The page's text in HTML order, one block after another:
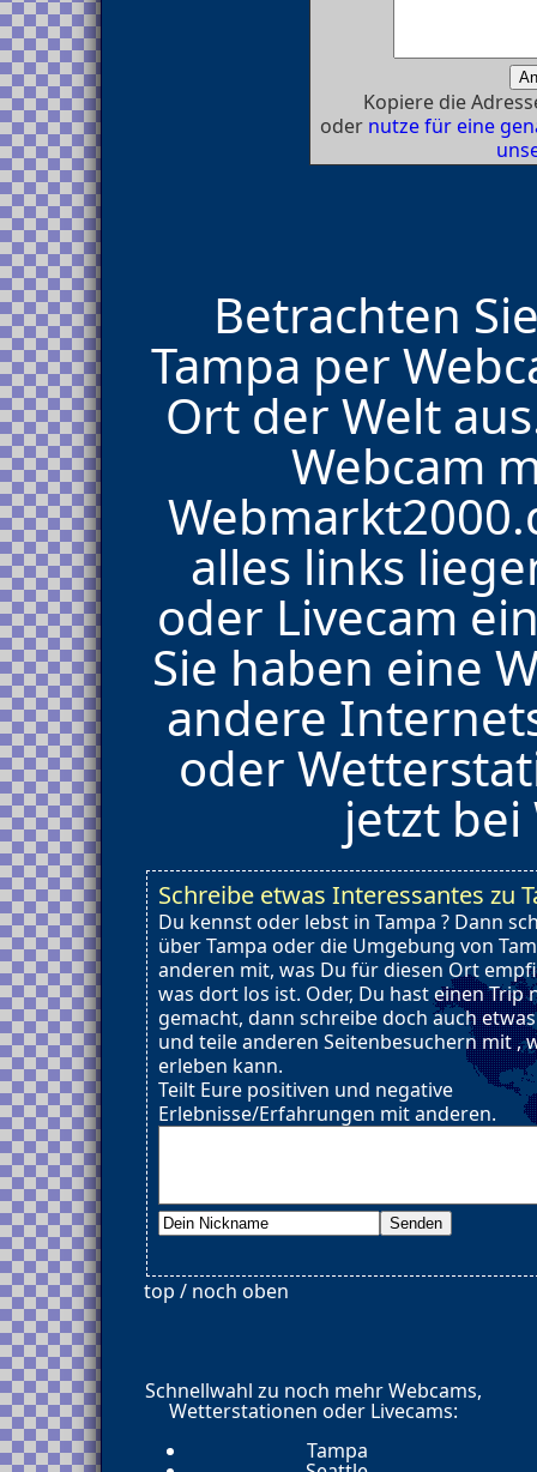
Kopiere die
oder nutze für eine
Betrachten
Tampa per
Ort der Welt
Webcam
alles links
oder Livecam
Sie haben eine
andere
oder
jetzt
Schreibe etwas Interessantes zu
Du kennst oder lebst in Tampa ? Dann
über Tampa oder die Umgebung von
anderen mit, was Du für diesen Ort
was dort los ist. Oder, Du hast einen Trip
gemacht, dann schreibe doch auch
und teile anderen Seitenbesuchern mit ,
erleben kann.
Teilt Eure positiven und negative
Erlebnisse/Erfahrungen mit anderen.
top / noch oben
Schnellwahl zu noch mehr Webcams,
Wetterstationen oder Livecams:
Tampa